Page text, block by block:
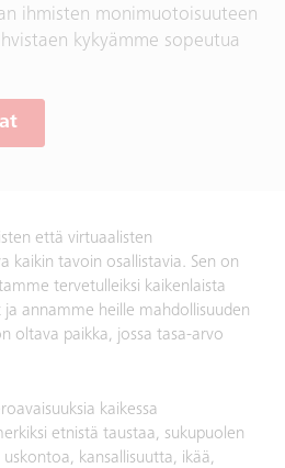
ihmisten monimuotoisuuteen
kykyämme sopeutua
että virtuaalisten
kaikin tavoin osallistavia. Sen on
tervetulleiksi kaikenlaista
annamme heille mahdollisuuden
oltava paikka, jossa tasa-arvo
kaikessa
etnistä taustaa, sukupuolen
kansallisuutta, ikää,